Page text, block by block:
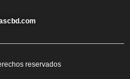
reservados